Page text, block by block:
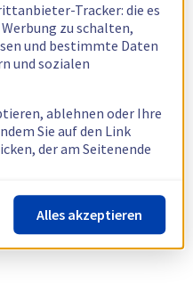
Tracker: die es
zu schalten,
und bestimmte Daten
und sozialen
ablehnen oder Ihre
Sie auf den Link
der am Seitenende
Sie in unsererRichtlinie
Alles akzeptieren